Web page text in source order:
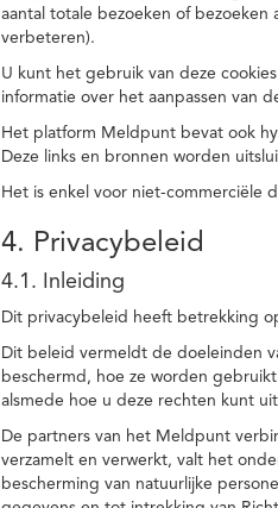
aantal totale bezoeken of
verbeteren).
U kunt het gebruik van deze
informatie over het aanpassen van
Het platform Meldpunt bevat ook
Deze links en bronnen worden
Het is enkel voor niet-commerciële
4. Privacybeleid
4.1. Inleiding
Dit privacybeleid heeft betrekking
Dit beleid vermeldt de doeleinden
beschermd, hoe ze worden
alsmede hoe u deze rechten kunt
De partners van het Meldpunt
verzamelt en verwerkt, valt het
bescherming van natuurlijke